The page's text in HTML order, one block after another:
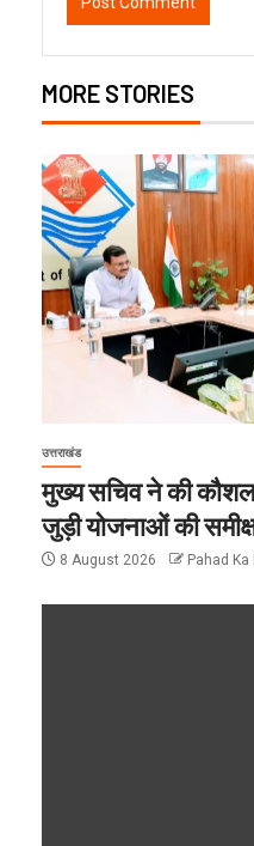
MORE STORIES
उत्तराखंड
मुख्य सचिव ने की
जुड़ी योजनाओं की
8 August 2026 Pahad